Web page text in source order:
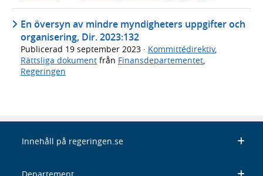
En översyn av mindre myndigheters uppgifter och
organisering, Dir. 2023:132
Publicerad 19 september 2023 · Kommittédirektiv,
Rättsliga dokument från Finansdepartementet,
Regeringen
Innehåll på regeringen.se
Departement